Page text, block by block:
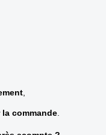
la commande